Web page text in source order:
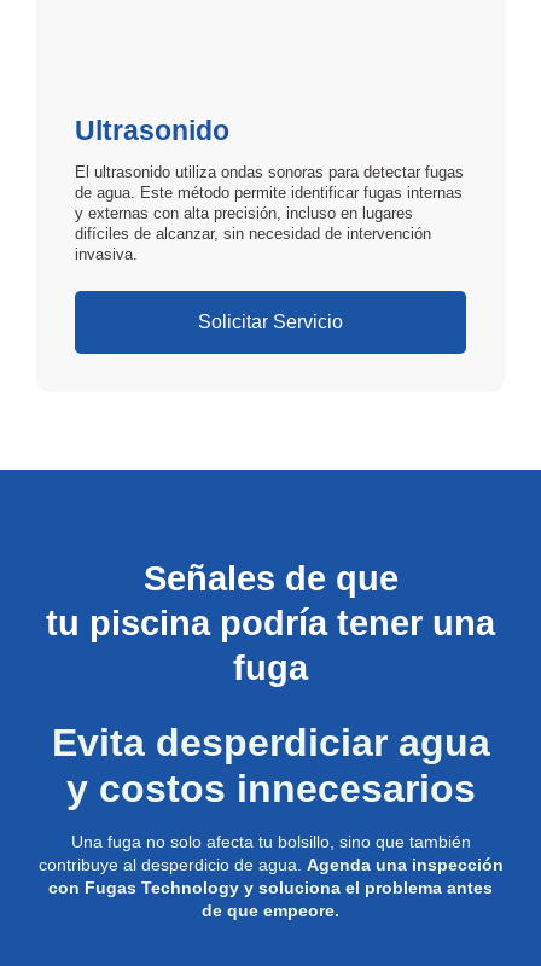
Ultrasonido
El ultrasonido utiliza ondas sonoras para detectar fugas
de agua. Este método permite identificar fugas internas
y externas con alta precisión, incluso en lugares
difíciles de alcanzar, sin necesidad de intervención
invasiva.
Solicitar Servicio
Señales de que
tu piscina podría tener una
fuga
Evita desperdiciar agua
y costos innecesarios
Una fuga no solo afecta tu bolsillo, sino que también
contribuye al desperdicio de agua. Agenda una inspección
con Fugas Technology y soluciona el problema antes
de que empeore.